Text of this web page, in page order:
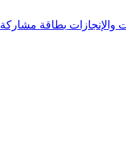
والإنجازات بطاقة مشاركة